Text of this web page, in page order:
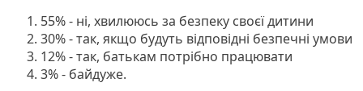
55% - ні, хвилююсь за безпеку своєї дитини
30% - так, якщо будуть відповідні безпечні умови
12% - так, батькам потрібно працювати
3% - байдуже.